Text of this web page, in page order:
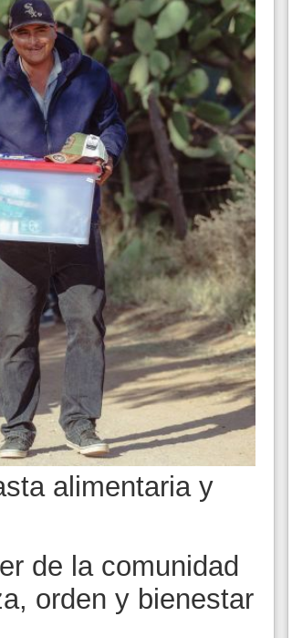
alimentaria y
de la comunidad
orden y bienestar